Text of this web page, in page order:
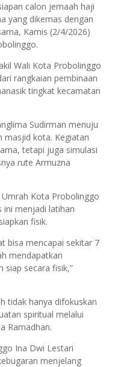
calon jemaah haji
yang dikemas dengan
Kamis (2/4/2026)
Wali Kota Probolinggo
rangkaian pembinaan
tingkat kecamatan
Sudirman menuju
masjid kota. Kegiatan
tetapi juga simulasi
rute Armuzna
Kota Probolinggo
ini menjadi latihan
fisik.
bisa mencapai sekitar 7
mendapatkan
siap secara fisik,”
tidak hanya difokuskan
spiritual melalui
Ramadhan.
Ina Dwi Lestari
menjelang